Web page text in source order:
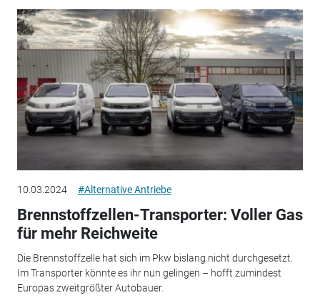
10.03.2024 #Alternative Antriebe
Brennstoffzellen-Transporter: Voller Gas
für mehr Reichweite
Die Brennstoffzelle hat sich im Pkw bislang nicht durchgesetzt.
Im Transporter könnte es ihr nun gelingen – hofft zumindest
Europas zweitgrößter Autobauer.